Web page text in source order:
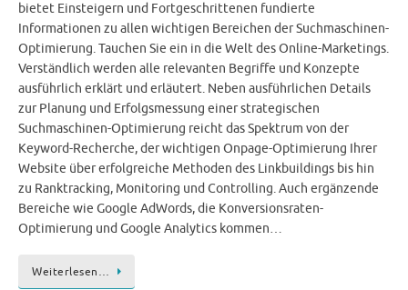
bietet Einsteigern und Fortgeschrittenen fundierte
Informationen zu allen wichtigen Bereichen der Suchmaschinen-
Optimierung. Tauchen Sie ein in die Welt des Online-Marketings.
Verständlich werden alle relevanten Begriffe und Konzepte
ausführlich erklärt und erläutert. Neben ausführlichen Details
zur Planung und Erfolgsmessung einer strategischen
Suchmaschinen-Optimierung reicht das Spektrum von der
Keyword-Recherche, der wichtigen Onpage-Optimierung Ihrer
Website über erfolgreiche Methoden des Linkbuildings bis hin
zu Ranktracking, Monitoring und Controlling. Auch ergänzende
Bereiche wie Google AdWords, die Konversionsraten-
Optimierung und Google Analytics kommen…
Weiterlesen…